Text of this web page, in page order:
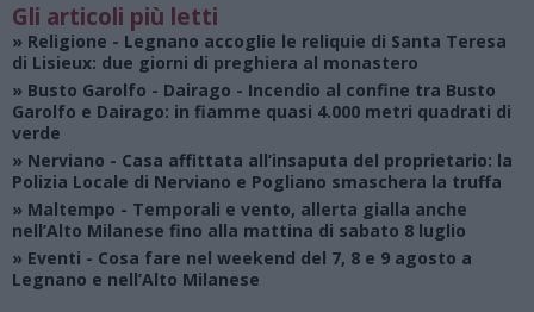
Gli articoli più letti
» Religione - Legnano accoglie le reliquie di Santa Teresa
di Lisieux: due giorni di preghiera al monastero
» Busto Garolfo - Dairago - Incendio al confine tra Busto
Garolfo e Dairago: in fiamme quasi 4.000 metri quadrati di
verde
» Nerviano - Casa affittata all’insaputa del proprietario: la
Polizia Locale di Nerviano e Pogliano smaschera la truffa
» Maltempo - Temporali e vento, allerta gialla anche
nell’Alto Milanese fino alla mattina di sabato 8 luglio
» Eventi - Cosa fare nel weekend del 7, 8 e 9 agosto a
Legnano e nell’Alto Milanese